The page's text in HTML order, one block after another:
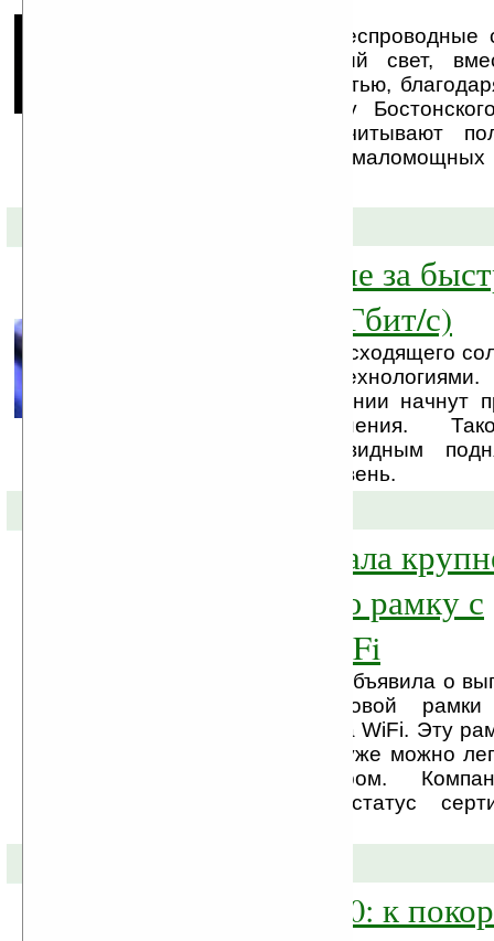
В скором времени беспроводные
используется видимый свет,
могут стать реальностью,
миллионному проекту
Исследователи рассчитывают
передачи данных на маломощных
Япония в погоне за
интернетом (1 Гбит/с)
Как всегда, Страна восходящего
вперёд вместе с
времени, в дома Японии начнут
гигабитные соединения.
сопровождается очевидным
соответствующий уровень.
Smartparts создала
мире цифровую рамку с
поддержкой WiFi
Компания Smartparts объявила о
по величине цифровой
поддержкой протокола WiFi. Эту
дюйма по диагонали уже можно
обычным телевизором.
недавно получила статус
iRex Reader 1000: к